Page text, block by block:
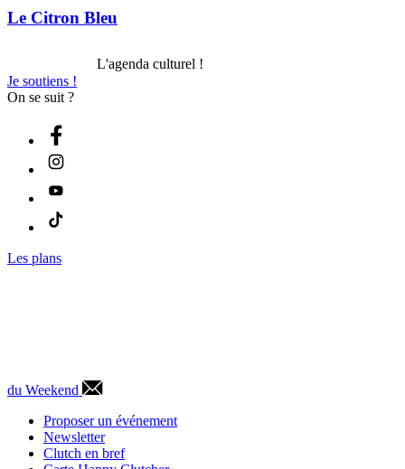
Le Citron Bleu
L'agenda culturel !
Je soutiens !
On se suit ?
Les plans
du Weekend
Proposer un événement
Newsletter
Clutch en bref